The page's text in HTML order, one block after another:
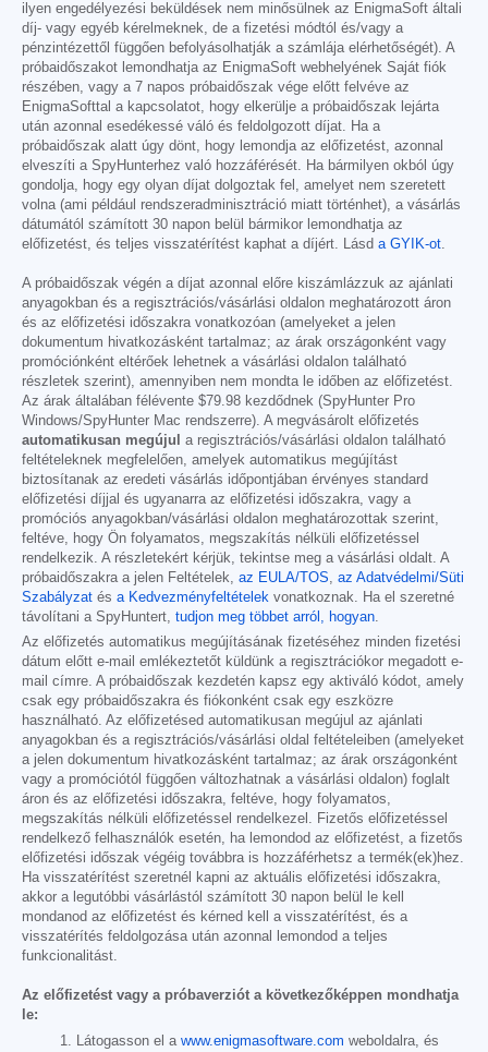
ilyen engedélyezési beküldések nem minősülnek az EnigmaSoft általi
díj- vagy egyéb kérelmeknek, de a fizetési módtól és/vagy a
pénzintézettől függően befolyásolhatják a számlája elérhetőségét). A
próbaidőszakot lemondhatja az EnigmaSoft webhelyének Saját fiók
részében, vagy a 7 napos próbaidőszak vége előtt felvéve az
EnigmaSofttal a kapcsolatot, hogy elkerülje a próbaidőszak lejárta
után azonnal esedékessé váló és feldolgozott díjat. Ha a
próbaidőszak alatt úgy dönt, hogy lemondja az előfizetést, azonnal
elveszíti a SpyHunterhez való hozzáférését. Ha bármilyen okból úgy
gondolja, hogy egy olyan díjat dolgoztak fel, amelyet nem szeretett
volna (ami például rendszeradminisztráció miatt történhet), a vásárlás
dátumától számított 30 napon belül bármikor lemondhatja az
előfizetést, és teljes visszatérítést kaphat a díjért. Lásd a GYIK-ot.
A próbaidőszak végén a díjat azonnal előre kiszámlázzuk az ajánlati
anyagokban és a regisztrációs/vásárlási oldalon meghatározott áron
és az előfizetési időszakra vonatkozóan (amelyeket a jelen
dokumentum hivatkozásként tartalmaz; az árak országonként vagy
promóciónként eltérőek lehetnek a vásárlási oldalon található
részletek szerint), amennyiben nem mondta le időben az előfizetést.
Az árak általában félévente $79.98 kezdődnek (SpyHunter Pro
Windows/SpyHunter Mac rendszerre). A megvásárolt előfizetés
automatikusan megújul
a regisztrációs/vásárlási oldalon található
feltételeknek megfelelően, amelyek automatikus megújítást
biztosítanak az eredeti vásárlás időpontjában érvényes standard
előfizetési díjjal és ugyanarra az előfizetési időszakra, vagy a
promóciós anyagokban/vásárlási oldalon meghatározottak szerint,
feltéve, hogy Ön folyamatos, megszakítás nélküli előfizetéssel
rendelkezik. A részletekért kérjük, tekintse meg a vásárlási oldalt. A
próbaidőszakra a jelen Feltételek, az EULA/TOS, az Adatvédelmi/Süti
Szabályzat és a Kedvezményfeltételek vonatkoznak. Ha el szeretné
távolítani a SpyHuntert, tudjon meg többet arról, hogyan.
Az előfizetés automatikus megújításának fizetéséhez minden fizetési
dátum előtt e-mail emlékeztetőt küldünk a regisztrációkor megadott e-
mail címre. A próbaidőszak kezdetén kapsz egy aktiváló kódot, amely
csak egy próbaidőszakra és fiókonként csak egy eszközre
használható. Az előfizetésed automatikusan megújul az ajánlati
anyagokban és a regisztrációs/vásárlási oldal feltételeiben (amelyeket
a jelen dokumentum hivatkozásként tartalmaz; az árak országonként
vagy a promóciótól függően változhatnak a vásárlási oldalon) foglalt
áron és az előfizetési időszakra, feltéve, hogy folyamatos,
megszakítás nélküli előfizetéssel rendelkezel. Fizetős előfizetéssel
rendelkező felhasználók esetén, ha lemondod az előfizetést, a fizetős
előfizetési időszak végéig továbbra is hozzáférhetsz a termék(ek)hez.
Ha visszatérítést szeretnél kapni az aktuális előfizetési időszakra,
akkor a legutóbbi vásárlástól számított 30 napon belül le kell
mondanod az előfizetést és kérned kell a visszatérítést, és a
visszatérítés feldolgozása után azonnal lemondod a teljes
funkcionalitást.
Az előfizetést vagy a próbaverziót a következőképpen mondhatja
le:
Látogasson el a www.enigmasoftware.com weboldalra, és